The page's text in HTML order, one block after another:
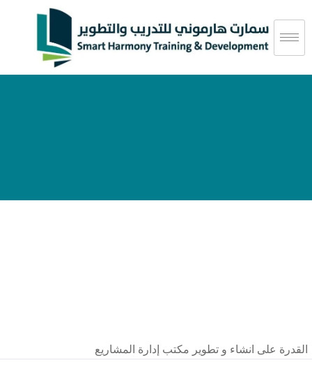
القدرة على انشاء و تطوير مكتب إدارة المشاريع